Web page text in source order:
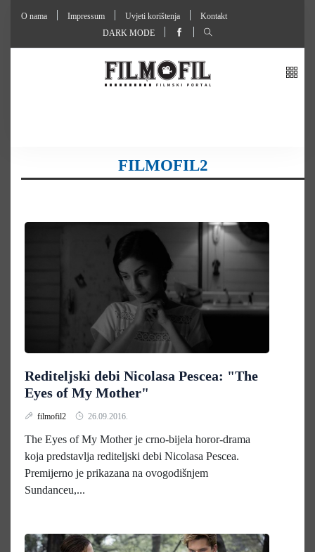
O nama Impressum Uvjeti korištenja
Kontakt
DARK MODE
FILMOFIL2
Rediteljski debi Nicolasa Pescea: "The
Eyes of My Mother"
filmofil2 26.09.2016.
The Eyes of My Mother je crno-bijela horor-drama
koja predstavlja rediteljski debi Nicolasa Pescea.
Premijerno je prikazana na ovogodišnjem
Sundanceu,...